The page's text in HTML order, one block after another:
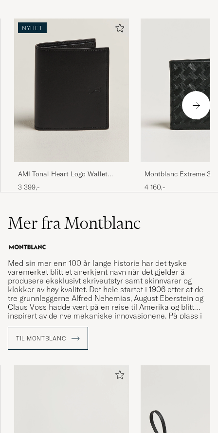
NYHET
AMI Tonal Heart Logo Wallet
Black
3 399,-
Montblanc Extreme
Wallet 6cc Black
4 160,-
Mer fra Montblanc
Med sin mer enn 100 år lange historie har det tyske
varemerket blitt et anerkjent navn når det gjelder å
produsere eksklusivt skriveutstyr samt skinnvarer og
klokker av høy kvalitet. Det hele startet i 1906 etter at de
tre grunnleggerne Alfred Nehemias, August Eberstein og
Claus Voss hadde vært på en reise til Amerika og blitt
inspirert av de nye mekaniske innovasjonene. På plass i
Hamburg bestemte de seg for å starte varemerket som
revolusjonere kunsten å skrive for hånd.
TIL MONTBLANC